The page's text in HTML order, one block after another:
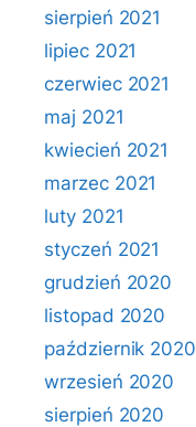
sierpień 2021
lipiec 2021
czerwiec 2021
maj 2021
kwiecień 2021
marzec 2021
luty 2021
styczeń 2021
grudzień 2020
listopad 2020
październik 2020
wrzesień 2020
sierpień 2020